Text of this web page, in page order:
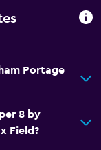
Portage
8 by
Field?